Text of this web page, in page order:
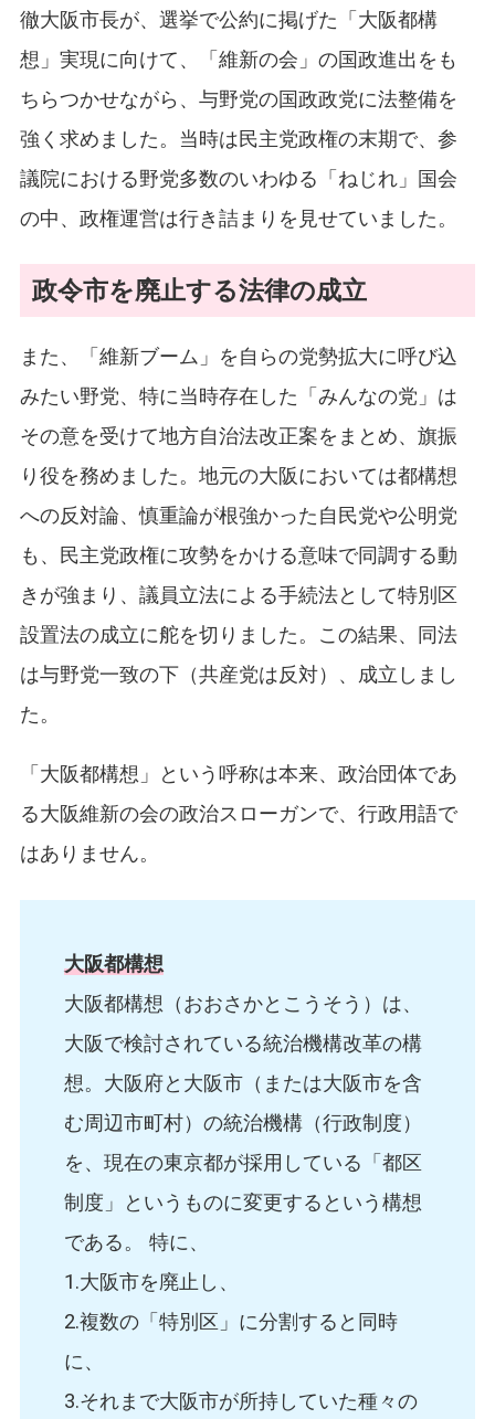
徹大阪市長が、選挙で公約に掲げた「大阪都構
想」実現に向けて、「維新の会」の国政進出をも
ちらつかせながら、与野党の国政政党に法整備を
強く求めました。当時は民主党政権の末期で、参
議院における野党多数のいわゆる「ねじれ」国会
の中、政権運営は行き詰まりを見せていました。
政令市を廃止する法律の成立
また、「維新ブーム」を自らの党勢拡大に呼び込
みたい野党、特に当時存在した「みんなの党」は
その意を受けて地方自治法改正案をまとめ、旗振
り役を務めました。地元の大阪においては都構想
への反対論、慎重論が根強かった自民党や公明党
も、民主党政権に攻勢をかける意味で同調する動
きが強まり、議員立法による手続法として特別区
設置法の成立に舵を切りました。この結果、同法
は与野党一致の下（共産党は反対）、成立しまし
た。
「大阪都構想」という呼称は本来、政治団体であ
る大阪維新の会の政治スローガンで、行政用語で
はありません。
大阪都構想
大阪都構想（おおさかとこうそう）は、
大阪で検討されている統治機構改革の構
想。大阪府と大阪市（または大阪市を含
む周辺市町村）の統治機構（行政制度）
を、現在の東京都が採用している「都区
制度」というものに変更するという構想
である。 特に、
1.大阪市を廃止し、
2.複数の「特別区」に分割すると同時
に、
3.それまで大阪市が所持していた種々の